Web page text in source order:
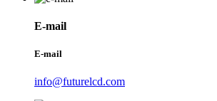
E-mail
E-mail
info@futurelcd.com